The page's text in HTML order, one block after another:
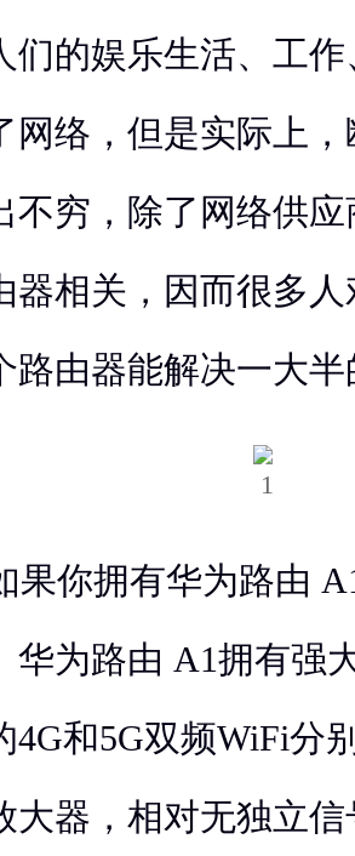
们的娱乐生活、工
网络，但是实际上
不穷，除了网络供
器相关，因而很多
路由器能解决一大半
果你拥有华为路由
华为路由 A1拥有强
4G和5G双频WiFi分
大器，相对无独立